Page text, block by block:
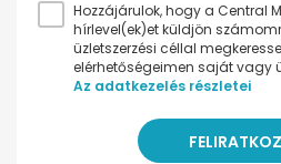
Hozzájárulok, hogy a Central
hírlevel(ek)et küldjön
üzletszerzési céllal
elérhetőségeimen saját vagy
Az adatkezelés részletei